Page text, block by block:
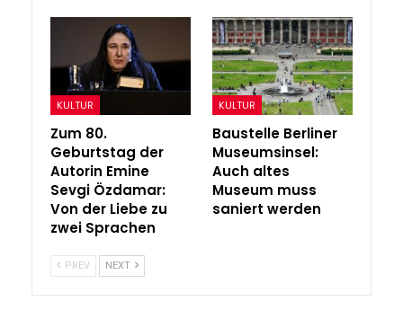
KULTUR
Zum 80.
Geburtstag der
Autorin Emine
Sevgi Özdamar:
Von der Liebe zu
zwei Sprachen
KULTUR
Baustelle Berliner
Museumsinsel:
Auch altes
Museum muss
saniert werden
PREV NEXT